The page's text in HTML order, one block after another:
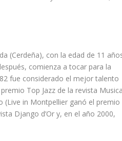
(Cerdeña), con la edad de 11
comienza a tocar para la
fue considerado el mejor talento
Top Jazz de la revista
(Live in Montpellier ganó el premio
Django d’Or y, en el año 2000,